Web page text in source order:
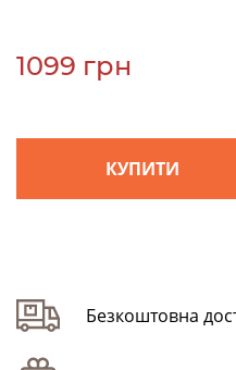
1099 грн
КУПИТИ
Безкоштовна